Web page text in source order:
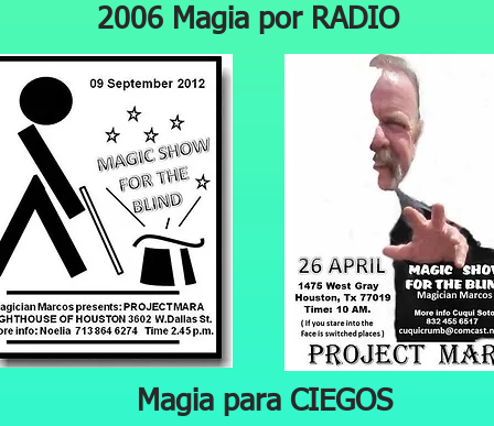
Magia por RADIO
Magia para CIEGOS